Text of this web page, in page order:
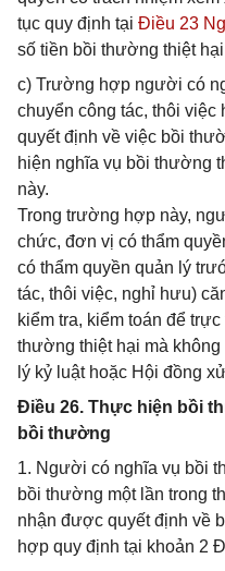
tục quy định tại Điều 23
số tiền bồi thường thiệt
c) Trường hợp người có
chuyển công tác, thôi
quyết định về việc bồi
hiện nghĩa vụ bồi thường
này.
Trong trường hợp này,
chức, đơn vị có thẩm
có thẩm quyền quản lý
tác, thôi việc, nghỉ hưu)
kiểm tra, kiểm toán để
thường thiệt hại mà
lý kỷ luật hoặc Hội đồng
Điều 26. Thực hiện bồi
bồi thường
1. Người có nghĩa vụ bồi
bồi thường một lần trong
nhận được quyết định về
hợp quy định tại khoản 2